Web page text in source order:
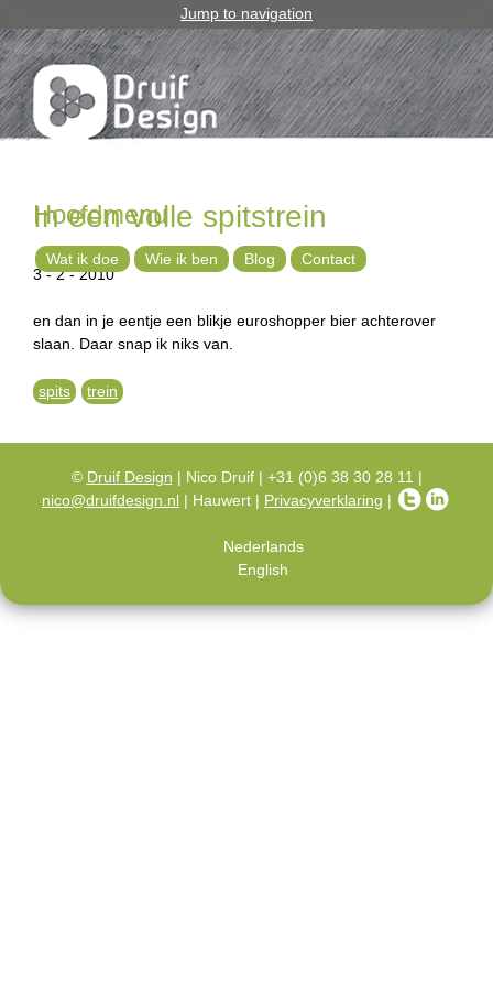
Jump to navigation
In een volle spitstrein
3 - 2 - 2010
en dan in je eentje een blikje euroshopper bier achterover
slaan. Daar snap ik niks van.
spits trein
Hoofdmenu
Wat ik doe Wie ik ben Blog Contact
© Druif Design | Nico Druif | +31 (0)6 38 30 28 11 |
nico@druifdesign.nl | Hauwert | Privacyverklaring |
Nederlands
English